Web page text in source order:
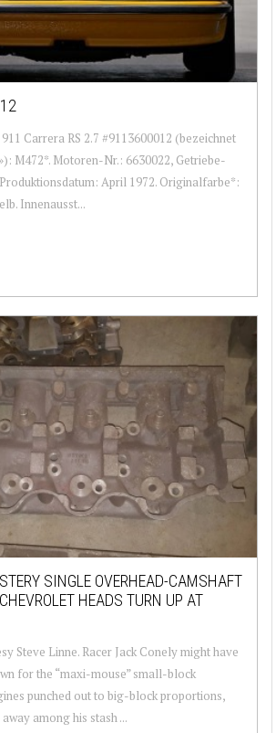
Carrera RS 2.7 #9113600012 (bezeichnet
M472*. Motoren-Nr.: 6630022, Getriebe-
April 1972. Originalfarbe*:
Innenausst...
SINGLE OVERHEAD-CAMSHAFT
HEADS TURN UP AT
Steve Linne. Racer Jack Conely might have
for the “maxi-mouse” small-block
punched out to big-block proportions,
among his stash ...